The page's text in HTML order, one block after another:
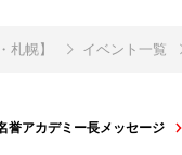
札幌】 イベント一覧
誉アカデミー長メッセージ